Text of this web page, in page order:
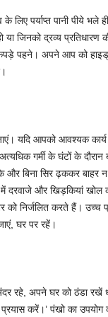
लिए पर्याप्त पानी पीये भले
या जिनको द्रव्य
पहने। अपने आप को
यदि आपको आवश्यक
गर्मी के घंटों के
और बिना सिर ढ़ककर बाहर
में दरवाजे और खिड़कियां
को निर्जलित करते हैं। उच्च
घर पर रहें।
रहे, अपने घर को ठंडा रखें
करें।’ पंखो का